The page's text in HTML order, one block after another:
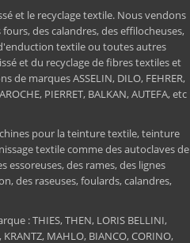
et le recyclage textile. Nous vendons
des calandres, des effilocheuses,
textile ou toutes autres
et du recyclage de fibres textiles et
de marques ASSELIN, DILO, FEHRER,
PIERRET, BALKAN, AUTEFA, etc
pour la teinture textile, teinture
textile comme des autoclaves de
essoreuses, des rames, des lignes
des raseuses, foulards, calandres,
: THIES, THEN, LORIS BELLINI,
KRANTZ, MAHLO, BIANCO, CORINO,